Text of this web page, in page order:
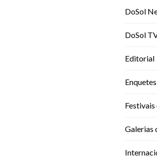
DoSol
DoSol
Editorial
Enquetes
Festivais
Galerias